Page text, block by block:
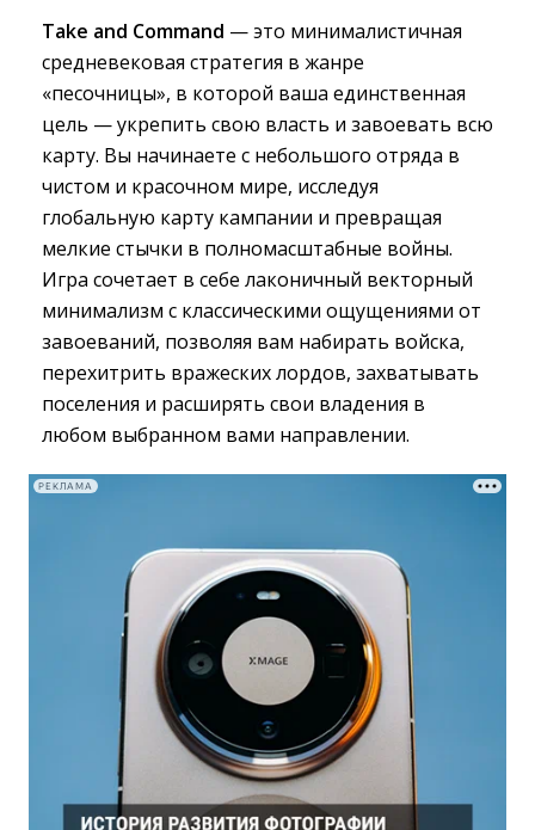
Take and Command — это минималистичная
средневековая стратегия в жанре
«песочницы», в которой ваша единственная
цель — укрепить свою власть и завоевать всю
карту. Вы начинаете с небольшого отряда в
чистом и красочном мире, исследуя
глобальную карту кампании и превращая
мелкие стычки в полномасштабные войны.
Игра сочетает в себе лаконичный векторный
минимализм с классическими ощущениями от
завоеваний, позволяя вам набирать войска,
перехитрить вражеских лордов, захватывать
поселения и расширять свои владения в
любом выбранном вами направлении.
РЕКЛАМА